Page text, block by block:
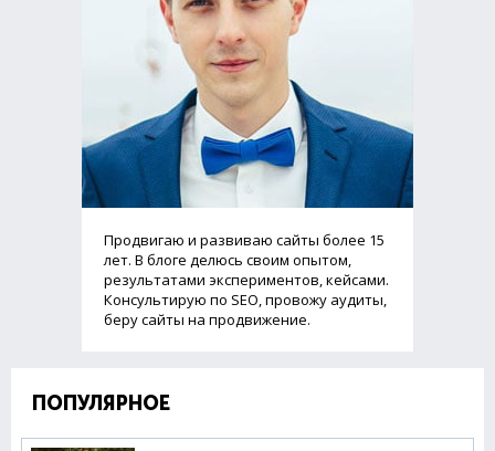
Продвигаю и развиваю сайты более 15
лет. В блоге делюсь своим опытом,
результатами экспериментов, кейсами.
Консультирую по SEO, провожу аудиты,
беру сайты на продвижение.
ПОПУЛЯРНОЕ